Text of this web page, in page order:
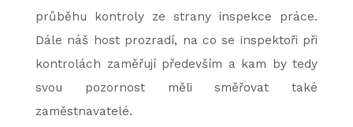
průběhu kontroly ze strany inspekce práce.
Dále náš host prozradí, na co se inspektoři při
kontrolách zaměřují především a kam by tedy
svou pozornost měli směřovat také
zaměstnavatelé.